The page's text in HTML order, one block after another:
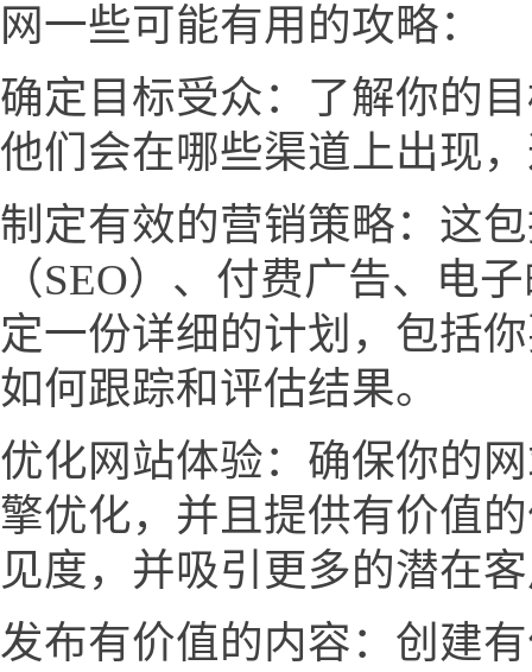
网一些可能有用的攻略：
确定目标受众：了解你的
他们会在哪些渠道上出现
制定有效的营销策略：这
（SEO）、付费广告、电
定一份详细的计划，包括
如何跟踪和评估结果。
优化网站体验：确保你的
擎优化，并且提供有价值
见度，并吸引更多的潜在
发布有价值的内容：创建